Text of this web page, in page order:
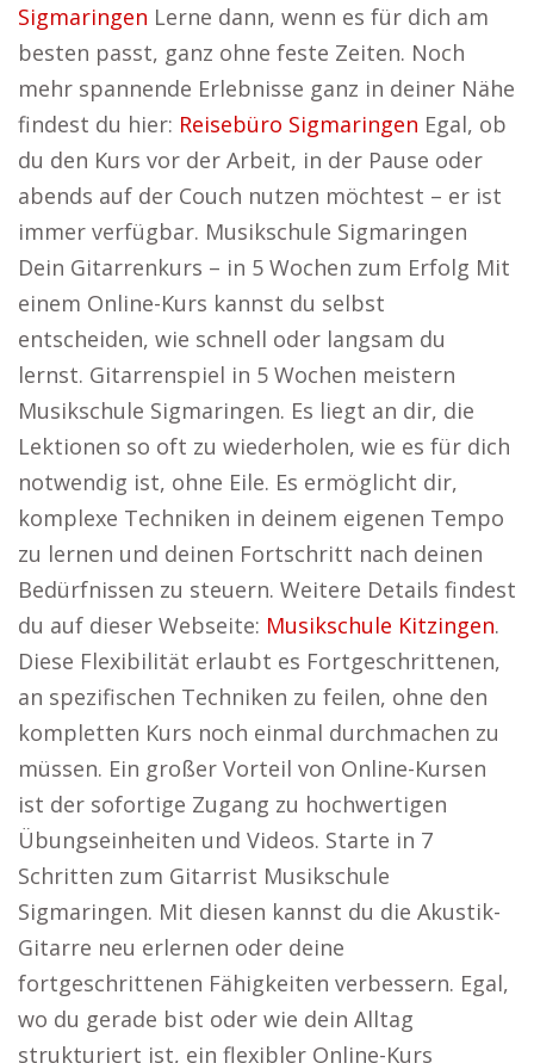
Sigmaringen Lerne dann, wenn es für dich am
besten passt, ganz ohne feste Zeiten. Noch
mehr spannende Erlebnisse ganz in deiner Nähe
findest du hier: Reisebüro Sigmaringen Egal, ob
du den Kurs vor der Arbeit, in der Pause oder
abends auf der Couch nutzen möchtest – er ist
immer verfügbar. Musikschule Sigmaringen
Dein Gitarrenkurs – in 5 Wochen zum Erfolg Mit
einem Online-Kurs kannst du selbst
entscheiden, wie schnell oder langsam du
lernst. Gitarrenspiel in 5 Wochen meistern
Musikschule Sigmaringen. Es liegt an dir, die
Lektionen so oft zu wiederholen, wie es für dich
notwendig ist, ohne Eile. Es ermöglicht dir,
komplexe Techniken in deinem eigenen Tempo
zu lernen und deinen Fortschritt nach deinen
Bedürfnissen zu steuern. Weitere Details findest
du auf dieser Webseite: Musikschule Kitzingen.
Diese Flexibilität erlaubt es Fortgeschrittenen,
an spezifischen Techniken zu feilen, ohne den
kompletten Kurs noch einmal durchmachen zu
müssen. Ein großer Vorteil von Online-Kursen
ist der sofortige Zugang zu hochwertigen
Übungseinheiten und Videos. Starte in 7
Schritten zum Gitarrist Musikschule
Sigmaringen. Mit diesen kannst du die Akustik-
Gitarre neu erlernen oder deine
fortgeschrittenen Fähigkeiten verbessern. Egal,
wo du gerade bist oder wie dein Alltag
strukturiert ist, ein flexibler Online-Kurs